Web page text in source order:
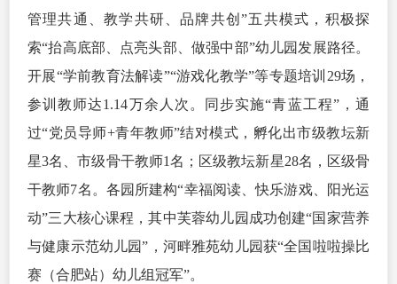
管理共通、教学共研、品牌共创”五共模式，积极探
索“抬高底部、点亮头部、做强中部”幼儿园发展路径。
开展“学前教育法解读”“游戏化教学”等专题培训29场，
参训教师达1.14万余人次。同步实施“青蓝工程”，通
过“党员导师+青年教师”结对模式，孵化出市级教坛新
星3名、市级骨干教师1名；区级教坛新星28名，区级骨
干教师7名。各园所建构“幸福阅读、快乐游戏、阳光运
动”三大核心课程，其中芙蓉幼儿园成功创建“国家营养
与健康示范幼儿园”，河畔雅苑幼儿园获“全国啦啦操比
赛（合肥站）幼儿组冠军”。